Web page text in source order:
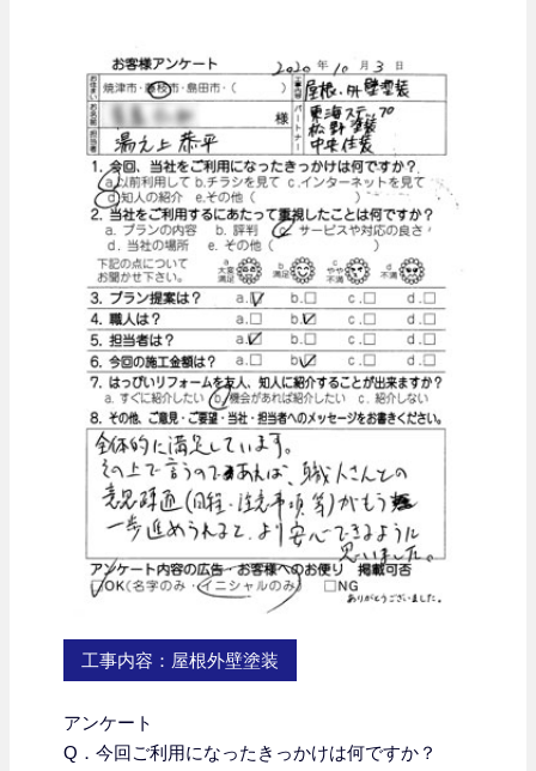
工事内容：屋根外壁塗装
アンケート
Q．今回ご利用になったきっかけは何ですか？